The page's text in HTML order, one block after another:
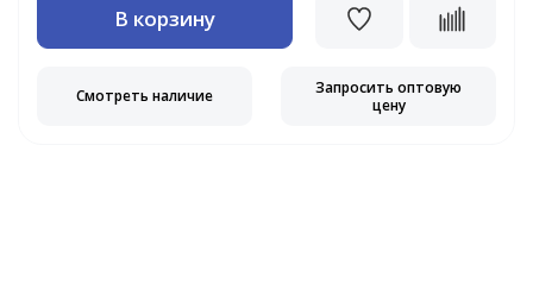
В корзину
Смотреть наличие
Запросить оптовую
цену